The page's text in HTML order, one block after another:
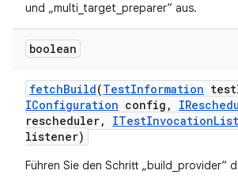
und „multi_target_preparer“ aus.
boolean
fetchBuild(TestInformation test
IConfiguration config ,
rescheduler, ITestInvocation
listener)
Führen Sie den Schritt „build_provider“